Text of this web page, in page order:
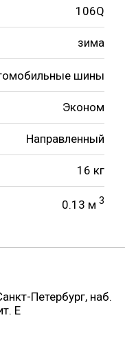
106Q
зима
шины
Эконом
Направленный
16 кг
0.13 м 3
Петербург, наб.
Е